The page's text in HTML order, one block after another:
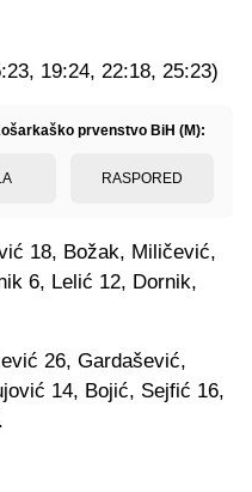
19:24, 22:18, 25:23)
prvenstvo BiH (M):
RASPORED
18, Božak, Miličević,
6, Lelić 12, Dornik,
26, Gardašević,
14, Bojić, Sejfić 16,